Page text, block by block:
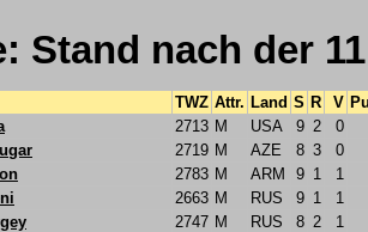
Stand nach der
TWZ Attr. Land S R V
2713 M USA 9 2
0
2719 M AZE 8 3
0
2783 M ARM 9 1
1
2663 M RUS 9 1
1
2747 M RUS 8 2
1